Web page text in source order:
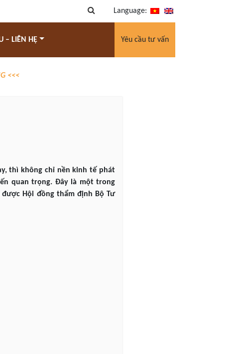
Language:
– LIÊN HỆ Yêu cầu tư vấn
<<<
thì không chỉ nền kinh tế phát
quan trọng. Đây là một trong
Hội đồng thẩm định Bộ Tư